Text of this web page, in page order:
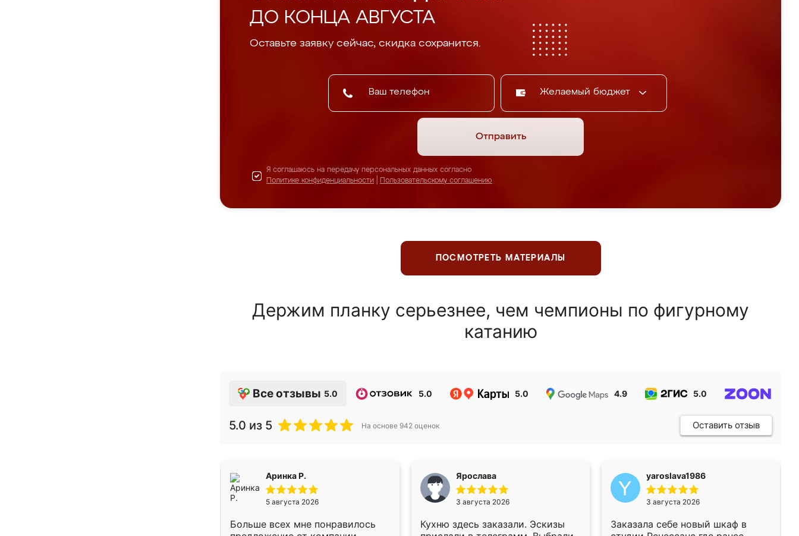
ДО КОНЦА АВГУСТА
Оставьте заявку сейчас, скидка сохранится.
Желаемый бюджет
Отправить
Я соглашаюсь на передачу персональных данных согласно
Политике конфиденциальности
Пользовательскому соглашению
ПОСМОТРЕТЬ МАТЕРИАЛЫ
Держим планку серьезнее, чем чемпионы по фигурному
катанию
Все отзывы 5.0 5.0 5.0 4.9 5.0
5.0 из 5 На основе 942 оценок Оставить отзыв
Аринка Р.
5 августа 2026
Больше всех мне понравилось
Ярослава
3 августа 2026
Кухню здесь заказали. Эскизы
yaroslava1986
3 августа 2026
Заказала себе новый шкаф в